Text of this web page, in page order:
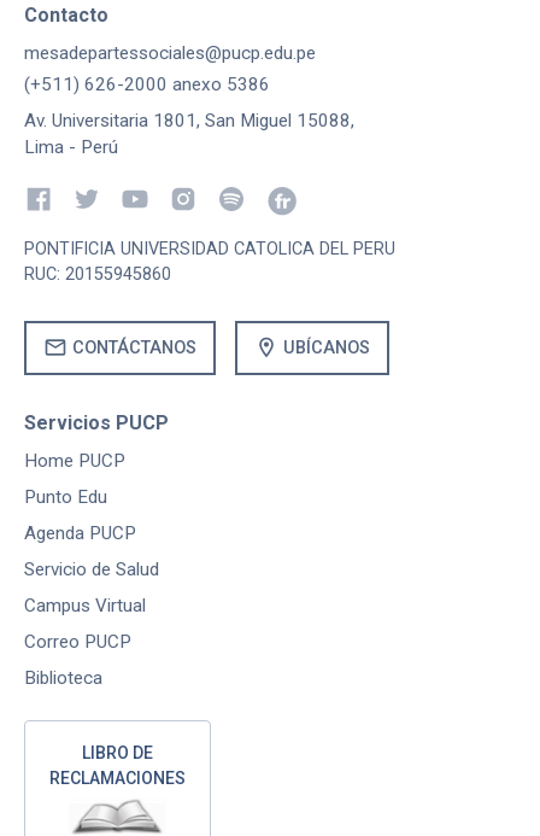
Contacto
mesadepartessociales@pucp.edu.pe
(+511) 626-2000 anexo 5386
Av. Universitaria 1801, San Miguel 15088,
Lima - Perú
PONTIFICIA UNIVERSIDAD CATOLICA DEL PERU
RUC: 20155945860
mail CONTÁCTANOS location_on UBÍCANOS
Servicios PUCP
Home PUCP
Punto Edu
Agenda PUCP
Servicio de Salud
Campus Virtual
Correo PUCP
Biblioteca
LIBRO DE
RECLAMACIONES